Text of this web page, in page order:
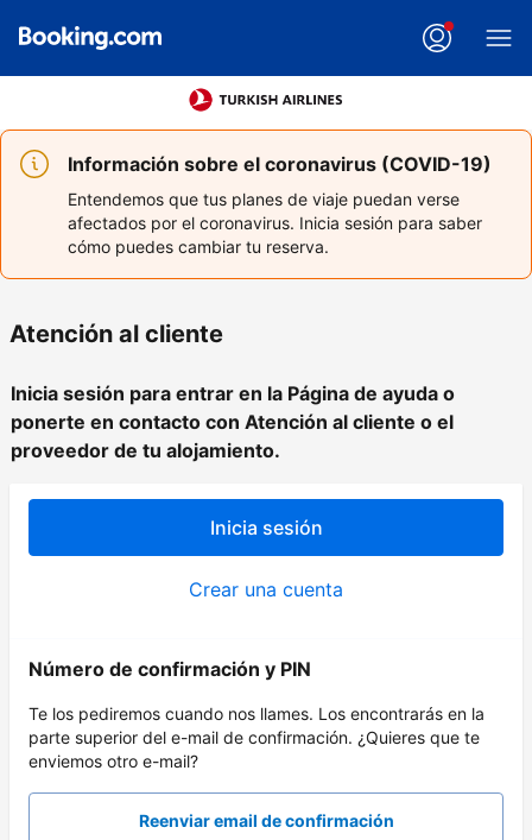
Información sobre el coronavirus (COVID-19)
Entendemos que tus planes de viaje puedan verse
afectados por el coronavirus. Inicia sesión para saber
cómo puedes cambiar tu reserva.
Atención al cliente
Inicia sesión para entrar en la Página de ayuda o
ponerte en contacto con Atención al cliente o el
proveedor de tu alojamiento.
Inicia sesión
Crear una cuenta
Número de confirmación y PIN
Te los pediremos cuando nos llames. Los encontrarás en la
parte superior del e-mail de confirmación. ¿Quieres que te
enviemos otro e-mail?
Reenviar email de confirmación